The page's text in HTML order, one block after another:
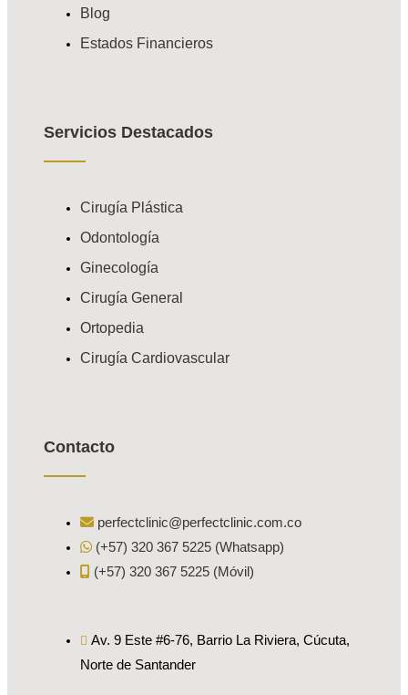
Blog
Estados Financieros
Servicios Destacados
Cirugía Plástica
Odontología
Ginecología
Cirugía General
Ortopedia
Cirugía Cardiovascular
Contacto
perfectclinic@perfectclinic.com.co
(+57) 320 367 5225 (Whatsapp)
(+57) 320 367 5225 (Móvil)
Av. 9 Este #6-76, Barrio La Riviera, Cúcuta,
Norte de Santander